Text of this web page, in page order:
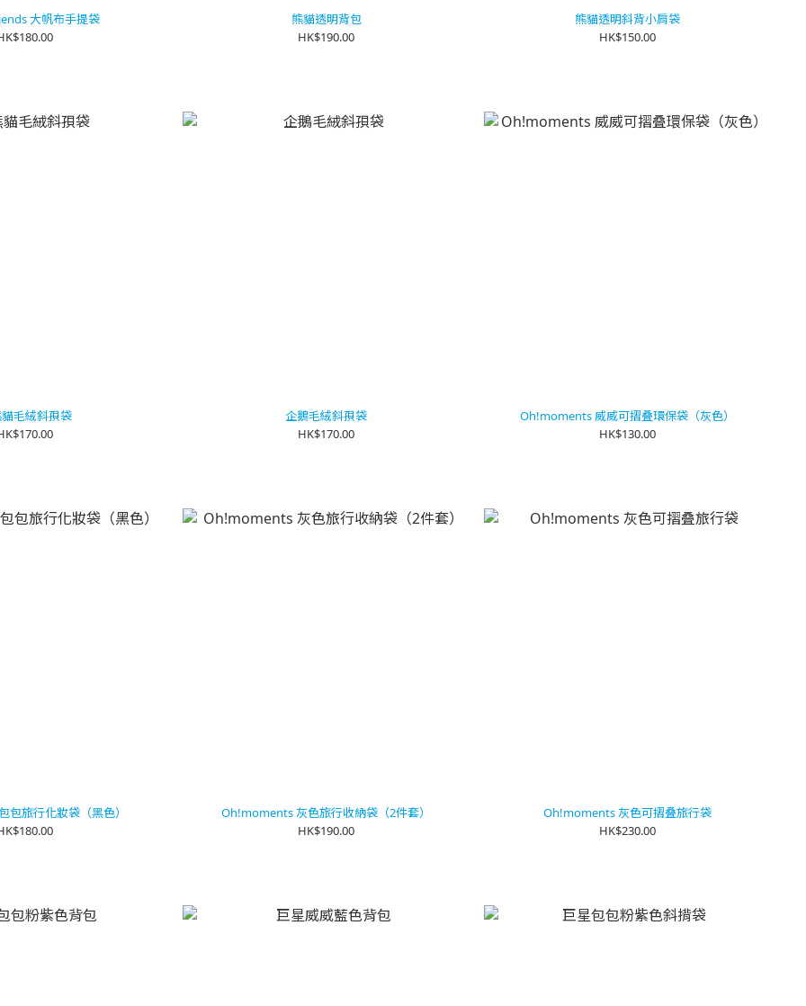
大帆布手提袋
熊貓透明背包
HK$190.00
熊貓透明斜背小肩袋
HK$150.00
毛絨斜孭袋
企鵝毛絨斜孭袋
HK$170.00
Oh!moments 威威可摺叠環保袋（灰色）
HK$130.00
旅行化妝袋（黑色）
Oh!moments 灰色旅行收納袋（2件套）
HK$190.00
Oh!moments 灰色可摺叠旅行袋
HK$230.00